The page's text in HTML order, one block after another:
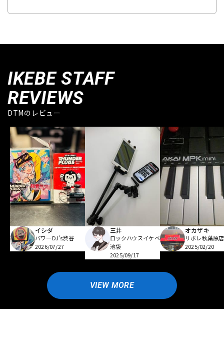
IKEBE STAFF
REVIEWS
DTMのレビュー
イシダ
パワーDJ's渋谷
2026/07/27
三井
ロックハウスイケベ
池袋
2025/09/17
オカザキ
リボレ秋葉原店
2025/02/20
VIEW MORE